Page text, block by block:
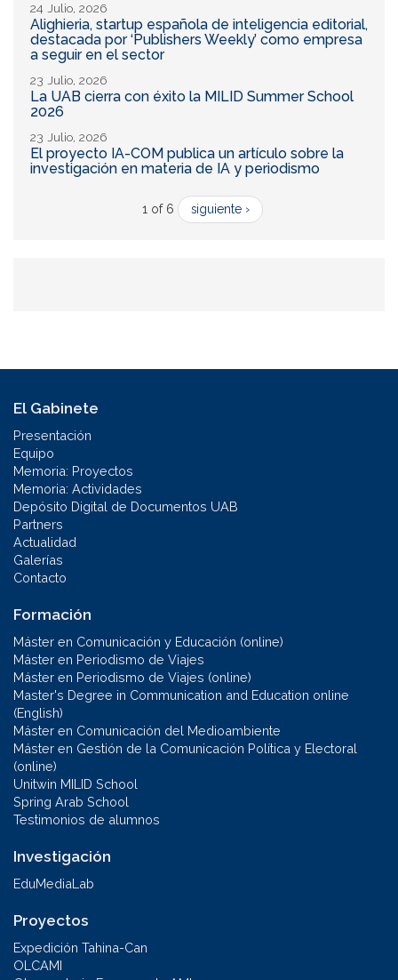
24 Julio, 2026
Alighieria, startup española de inteligencia editorial,
destacada por ‘Publishers Weekly’ como empresa
a seguir en el sector
23 Julio, 2026
La UAB cierra con éxito la MILID Summer School
2026
23 Julio, 2026
El proyecto IA-COM publica un artículo sobre la
investigación en materia de IA y periodismo
1 of 6 siguiente ›
El Gabinete
Presentación
Equipo
Memoria: Proyectos
Memoria: Actividades
Depósito Digital de Documentos UAB
Partners
Actualidad
Galerías
Contacto
Formación
Máster en Comunicación y Educación (online)
Máster en Periodismo de Viajes
Máster en Periodismo de Viajes (online)
Master's Degree in Communication and Education online
(English)
Máster en Comunicación del Medioambiente
Máster en Gestión de la Comunicación Política y Electoral
(online)
Unitwin MILID School
Spring Arab School
Testimonios de alumnos
Investigación
EduMediaLab
Proyectos
Expedición Tahina-Can
OLCAMI